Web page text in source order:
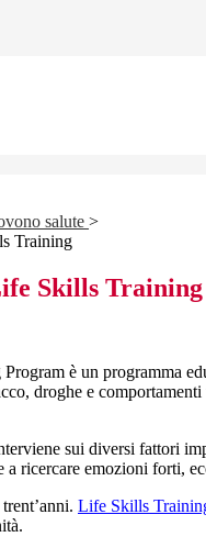
salute >
Training
Skills Training
è un programma
droghe e
sui diversi fattori
a ricercare emozioni forti,
Life Skills